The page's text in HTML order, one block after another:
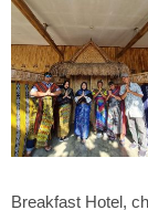
Breakfast Hotel,